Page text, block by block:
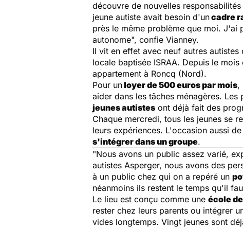
découvre de nouvelles
jeune autiste avait besoin d'uncadre
près le même problème que moi. J'ai
autonome", confie Vianney.
Il vit en effet avec neuf autres
locale baptisée ISRAA. Depuis le
appartement à Roncq (Nord).
Pour unloyer de 500 euros par mois,
aider dans les tâches ménagères.
jeunes autistes ont déjà fait des
Chaque mercredi, tous les jeunes se
leurs expériences. L'occasion aussi de
s'intégrer dans un groupe.
"Nous avons un public assez varié,
autistes Asperger, nous avons des
à un public chez qui on a repéré un
néanmoins ils restent le temps qu'il
Le lieu est conçu comme une école
rester chez leurs parents ou intégrer
vides longtemps. Vingt jeunes sont